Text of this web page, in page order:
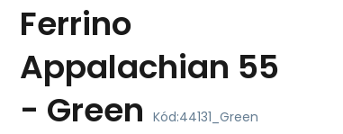
Ferrino
Appalachian 55
- Green Kód:44131_Green